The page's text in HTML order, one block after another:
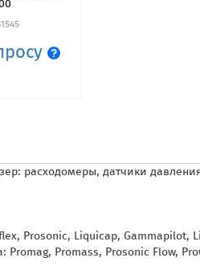
расходомеры, датчики
Prosonic, Liquicap, Gammapilot,
Promass, Prosonic Flow,